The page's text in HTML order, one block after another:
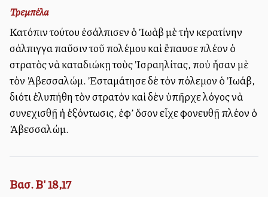
Τρεμπέλα
Κατόπιν τούτου ἐσάλπισεν ὁ Ἰωὰβ μὲ τὴν κερατίνην
σάλπιγγα παῦσιν τοῦ πολέμου καὶ ἔπαυσε πλέον ὁ
στρατὸς νὰ καταδιώκῃ τοὺς Ἰσραηλίτας, ποὺ ἦσαν μὲ
τὸν Ἀβεσσαλώμ. Ἐσταμάτησε δὲ τὸν πόλεμον ὁ Ἰωάβ,
διότι ἐλυπήθη τὸν στρατὸν καὶ δὲν ὑπῆρχε λόγος νὰ
συνεχισθῇ ἡ ἐξόντωσις, ἐφ’ ὅσον εἶχε φονευθῇ πλέον ὁ
Ἀβεσσαλώμ.
Βασ. Β' 18,17